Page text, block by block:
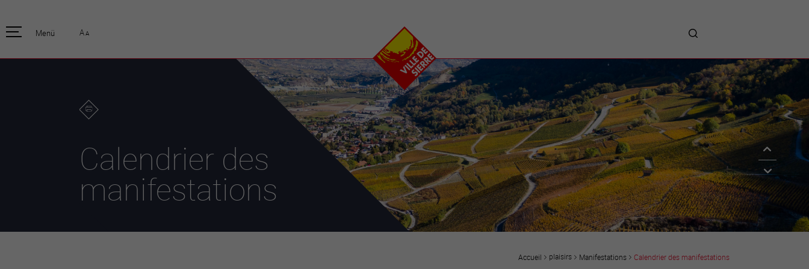
Enfants et écoliers
Formation
environnement
Informations parcelles
Guichet virtuel
Annuaire communal
Emplois
Organisation
communale
Programme de
législature 2025-2028
Stratégies
Jumelage
Manifestations
Art et culture
Sport et loisirs
Vins, gastronomie et
séjours
Clubs et associations
Nature
Projets
Chantiers en ville
Plan directeur du
centre-ville
Prestations
Unternehmen :
Willkommen!
Companies : Welcome!
Imprese : benvenute!
Menü A A
Calendrier des
manifestations
Accueil plaisirs Manifestations Calendrier des manifestations